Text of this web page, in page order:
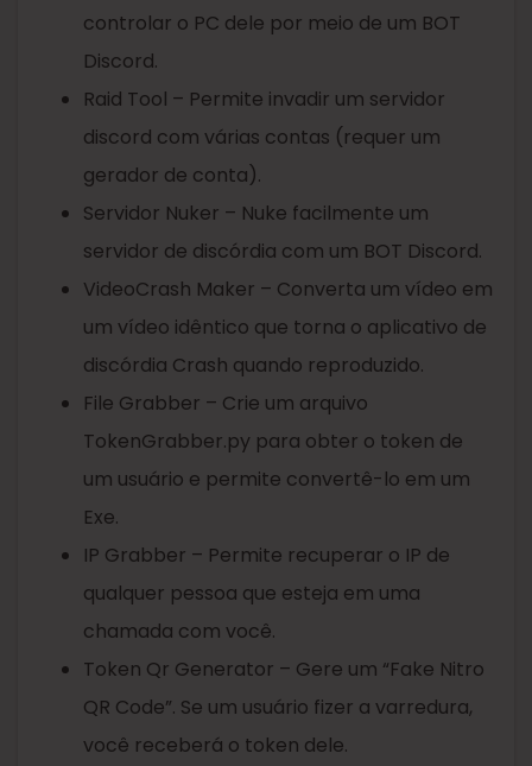
controlar o PC dele por meio de um BOT
Discord.
Raid Tool – Permite invadir um servidor
discord com várias contas (requer um
gerador de conta).
Servidor Nuker – Nuke facilmente um
servidor de discórdia com um BOT Discord.
VideoCrash Maker – Converta um vídeo em
um vídeo idêntico que torna o aplicativo de
discórdia Crash quando reproduzido.
File Grabber – Crie um arquivo
TokenGrabber.py para obter o token de
um usuário e permite convertê-lo em um
Exe.
IP Grabber – Permite recuperar o IP de
qualquer pessoa que esteja em uma
chamada com você.
Token Qr Generator – Gere um “Fake Nitro
QR Code”. Se um usuário fizer a varredura,
você receberá o token dele.